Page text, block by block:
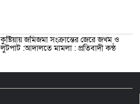
কুষ্টিয়ায় জমিজমা সংক্রান্তের জেরে জখম ও
লুটপাট :আদালতে মামলা : প্রতিবাদী কন্ঠ
শিশু সন্তানকে আটকে বিদেশে পাচার বন্দে